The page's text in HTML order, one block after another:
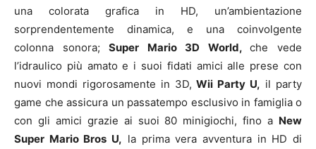
una colorata grafica in HD, un’ambientazione
sorprendentemente dinamica, e una coinvolgente
colonna sonora;Super Mario 3D World,che vede
l’idraulico più amato e i suoi fidati amici alle prese con
nuovi mondi rigorosamente in 3D, Wii Party U, il party
game che assicura un passatempo esclusivo in famiglia o
con gli amici grazie ai suoi 80 minigiochi, fino a New
Super Mario Bros U, la prima vera avventura in HD di